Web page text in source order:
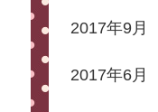
2017年9月
2017年6月